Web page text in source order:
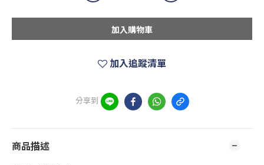
加入購物車
加入追蹤清單
分享到
商品描述